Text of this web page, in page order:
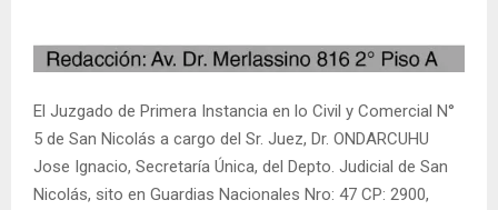
El Juzgado de Primera Instancia en lo Civil y Comercial N°
5 de San Nicolás a cargo del Sr. Juez, Dr. ONDARCUHU
Jose Ignacio, Secretaría Única, del Depto. Judicial de San
Nicolás, sito en Guardias Nacionales Nro: 47 CP: 2900,